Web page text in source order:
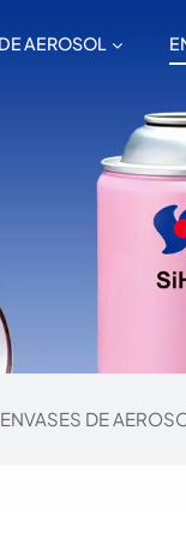
AEROSOL
ENVASES DE